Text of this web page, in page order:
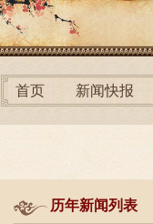
首页 新闻快报
历年新闻列表